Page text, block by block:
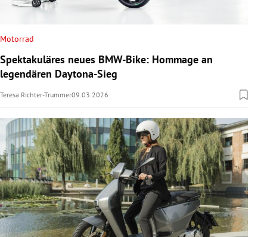
Motorrad
Spektakuläres neues BMW-Bike: Hommage an
legendären Daytona-Sieg
Teresa Richter-Trummer09.03.2026